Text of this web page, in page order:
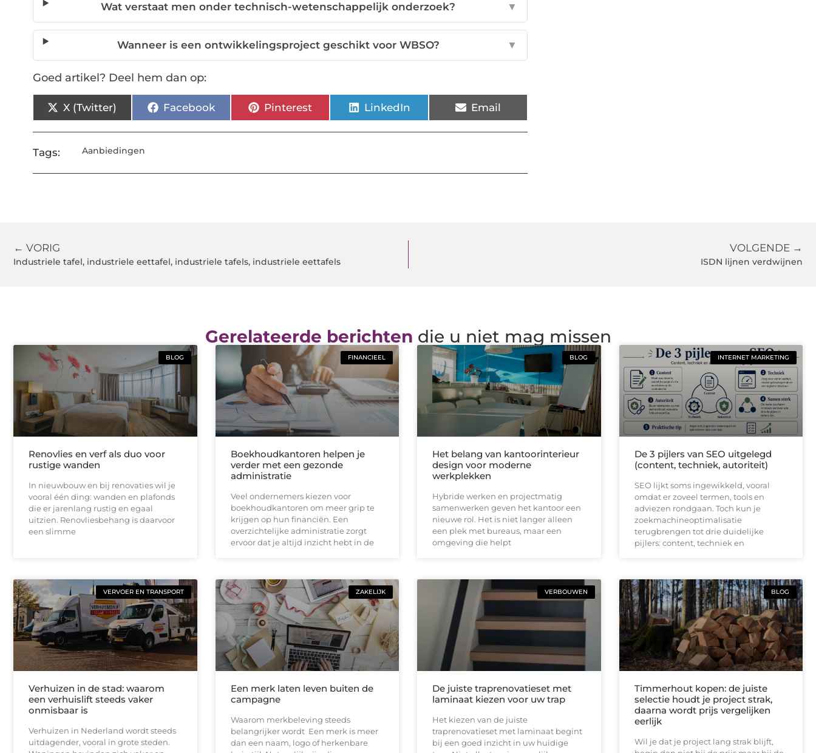
Wat verstaat men onder technisch-wetenschappelijk onderzoek? ▼
Wanneer is een ontwikkelingsproject geschikt voor WBSO? ▼
Goed artikel? Deel hem dan op:
X (Twitter) Facebook Pinterest LinkedIn Email
Tags: Aanbiedingen
← VORIG
Industriele tafel, industriele eettafel, industriele tafels, industriele eettafels
VOLGENDE →
ISDN lijnen verdwijnen
Gerelateerde berichten die u niet mag missen
BLOG
Renovlies en verf als duo voor
rustige wanden
In nieuwbouw en bij renovaties wil je
vooral één ding: wanden en plafonds
die er jarenlang rustig en egaal
uitzien. Renovliesbehang is daarvoor
een slimme
FINANCIEEL
Boekhoudkantoren helpen je
verder met een gezonde
administratie
Veel ondernemers kiezen voor
boekhoudkantoren om meer grip te
krijgen op hun financiën. Een
overzichtelijke administratie zorgt
ervoor dat je altijd inzicht hebt in de
BLOG
Het belang van kantoorinterieur
design voor moderne
werkplekken
Hybride werken en projectmatig
samenwerken geven het kantoor een
nieuwe rol. Het is niet langer alleen
een plek met bureaus, maar een
omgeving die helpt
INTERNET MARKETING
De 3 pijlers van SEO uitgelegd
(content, techniek, autoriteit)
SEO lijkt soms ingewikkeld, vooral
omdat er zoveel termen, tools en
adviezen rondgaan. Toch kun je
zoekmachineoptimalisatie
terugbrengen tot drie duidelijke
pijlers: content, techniek en
VERVOER EN TRANSPORT
Verhuizen in de stad: waarom
een verhuislift steeds vaker
onmisbaar is
Verhuizen in Nederland wordt steeds
uitdagender, vooral in grote steden.
ZAKELIJK
Een merk laten leven buiten de
campagne
Waarom merkbeleving steeds
belangrijker wordt Een merk is meer
dan een naam, logo of herkenbare
VERBOUWEN
De juiste traprenovatieset met
laminaat kiezen voor uw trap
Het kiezen van de juiste
traprenovatieset met laminaat begint
bij een goed inzicht in uw huidige
BLOG
Timmerhout kopen: de juiste
selectie houdt je project strak,
daarna wordt prijs vergelijken
eerlijk
Wil je dat je project lang strak blijft,